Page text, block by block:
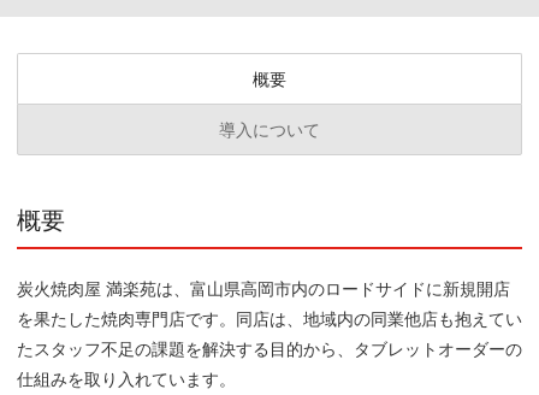
概要
導入について
概要
炭火焼肉屋 満楽苑は、富山県高岡市内のロードサイドに新規開店
を果たした焼肉専門店です。同店は、地域内の同業他店も抱えてい
たスタッフ不足の課題を解決する目的から、タブレットオーダーの
仕組みを取り入れています。